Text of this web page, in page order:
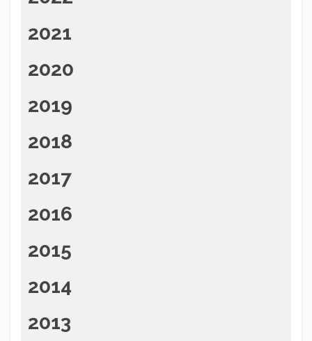
2021
2020
2019
2018
2017
2016
2015
2014
2013